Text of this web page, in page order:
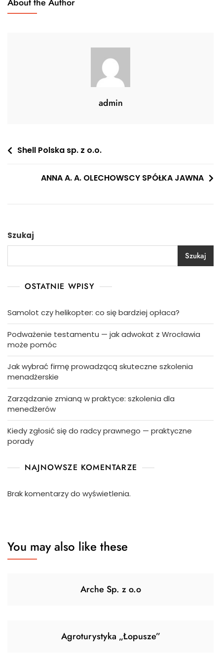
admin
Nawigacja
Shell Polska sp. z o.o.
ANNA A. A. OLECHOWSCY SPÓŁKA JAWNA
Szukaj
Szukaj
OSTATNIE WPISY
Samolot czy helikopter: co się bardziej opłaca?
Podważenie testamentu — jak adwokat z Wrocławia
może pomóc
Jak wybrać firmę prowadzącą skuteczne szkolenia
menadżerskie
Zarządzanie zmianą w praktyce: szkolenia dla
menedżerów
Kiedy zgłosić się do radcy prawnego — praktyczne
porady
NAJNOWSZE KOMENTARZE
Brak komentarzy do wyświetlenia.
You may also like these
Arche Sp. z o.o
Agroturystyka „Łopusze”